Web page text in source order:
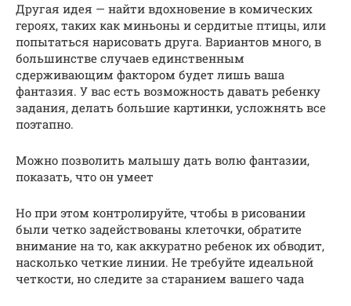
Другая идея — найти вдохновение в комических
героях, таких как миньоны и сердитые птицы, или
попытаться нарисовать друга. Вариантов много, в
большинстве случаев единственным
сдерживающим фактором будет лишь ваша
фантазия. У вас есть возможность давать ребенку
задания, делать большие картинки, усложнять все
поэтапно.
Можно позволить малышу дать волю фантазии,
показать, что он умеет
Но при этом контролируйте, чтобы в рисовании
были четко задействованы клеточки, обратите
внимание на то, как аккуратно ребенок их обводит,
насколько четкие линии. Не требуйте идеальной
четкости, но следите за старанием вашего чада